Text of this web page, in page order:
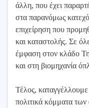
άλλη, που έχει
στα παρανόμως
επιχείρηση που
και καταστολής. Σε
έμφαση στον κλάδο
και στη βιομηχανία
Τέλος,
πολιτικά κόμματα